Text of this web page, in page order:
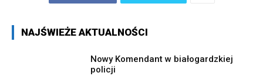
NAJŚWIEŻE AKTUALNOŚCI
Nowy Komendant w białogardzkiej
policji